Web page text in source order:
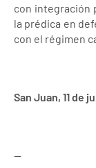
con integración
la prédica en
con el régimen
San Juan, 11 de
--